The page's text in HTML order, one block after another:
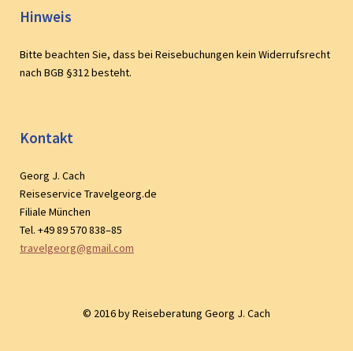
Hinweis
Bitte beachten Sie, dass bei Reisebuchungen kein Widerrufsrecht
nach BGB §312 besteht.
Kontakt
Georg J. Cach
Reiseservice Travelgeorg.de
Filiale München
Tel. +49 89 570 838–85
travelgeorg@gmail.com
© 2016 by Reiseberatung Georg J. Cach